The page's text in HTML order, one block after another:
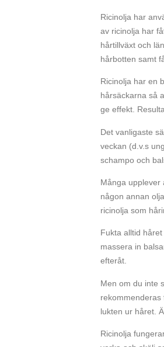
Ricinolja har
av ricinolja har
hårtillväxt och
hårbotten samt
Ricinolja har en
hårsäckarna så
ge effekt.
Det vanligaste
veckan (d.v.s
schampo och
Många upplever
någon annan
ricinolja som
Fukta alltid
massera in
efteråt.
Men om du inte
lukten ur håret.
Ricinolja